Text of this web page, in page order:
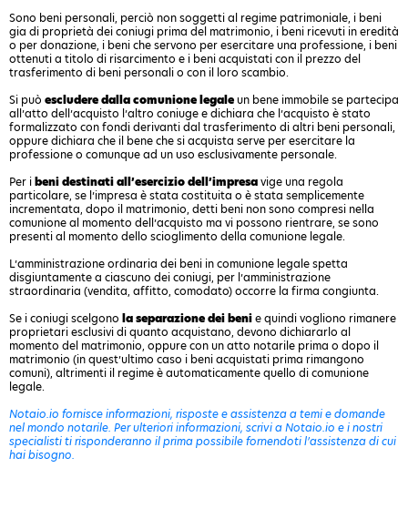
Sono beni personali, perciò non soggetti al regime patrimoniale, i beni
gia di proprietà dei coniugi prima del matrimonio, i beni ricevuti in eredità
o per donazione, i beni che servono per esercitare una professione, i beni
ottenuti a titolo di risarcimento e i beni acquistati con il prezzo del
trasferimento di beni personali o con il loro scambio.
Si può escluderedallacomunione legale un bene immobile se partecipa
all’atto dell’acquisto l’altro coniuge e dichiara che l’acquisto è stato
formalizzato con fondi derivanti dal trasferimento di altri beni personali,
oppure dichiara che il bene che si acquista serve per esercitare la
professione o comunque ad un uso esclusivamente personale.
Per ibeni destinati all’esercizio dell’impresavige una regola
particolare, se l’impresa è stata costituita o è stata semplicemente
incrementata, dopo il matrimonio, detti beni non sono compresi nella
comunione al momento dell’acquisto ma vi possono rientrare, se sono
presenti al momento dello scioglimento della comunione legale.
L’amministrazione ordinaria dei beni in comunione legale spetta
disgiuntamente a ciascuno dei coniugi, per l’amministrazione
straordinaria (vendita, affitto, comodato) occorre la firma congiunta.
Se i coniugi scelgono la separazione dei benie quindi vogliono rimanere
proprietari esclusivi di quanto acquistano, devono dichiararlo al
momento del matrimonio, oppure con un atto notarile prima o dopo il
matrimonio (in quest’ultimo caso i beni acquistati prima rimangono
comuni), altrimenti il regime è automaticamente quello di comunione
legale.
Notaio.io fornisce informazioni, risposte e assistenza a temi e domande
nel mondo notarile. Per ulteriori informazioni, scrivi a Notaio.io e i nostri
specialisti ti risponderanno il prima possibile fornendoti l’assistenza di cui
hai bisogno.